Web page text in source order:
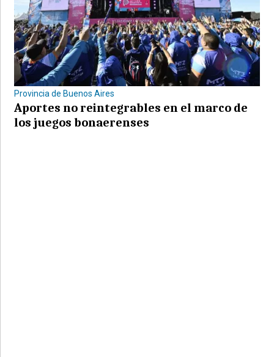
Provincia de Buenos Aires
Aportes no reintegrables en el marco de
los juegos bonaerenses